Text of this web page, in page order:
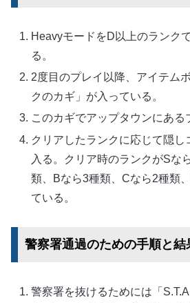
HeavyモードをD以上のランク
る。
2度目のプレイ以降、アイテム
クのカギ」が入っている。
このカギでアップタウンにある
クリアしたランクに応じて隠し
入る。クリア時のランクがSな
類、Bなら3種類、Cなら2種類
ている。
警察署通過のための手順と結
警察署を抜けるためには「